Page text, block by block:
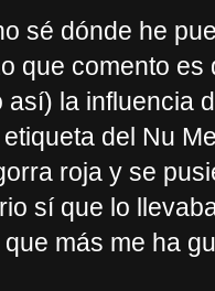
sé dónde he
que comento
así) la influencia
del Nu
roja y se
sí que lo
más me ha